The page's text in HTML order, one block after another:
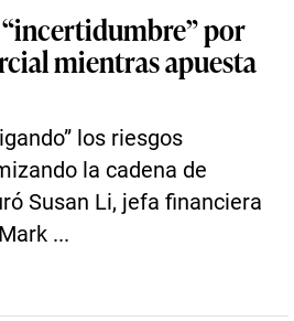
por
mientras apuesta
los riesgos
la cadena de
Susan Li, jefa financiera
...